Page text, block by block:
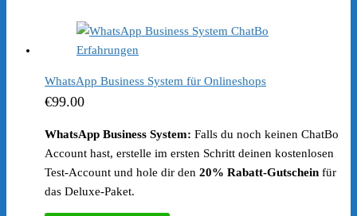
WhatsApp Business System für Onlineshops
€99.00
WhatsApp Business System: Falls du noch keinen ChatBo
Account hast, erstelle im ersten Schritt deinen kostenlosen
Test-Account und hole dir den 20% Rabatt-Gutschein für
das Deluxe-Paket.